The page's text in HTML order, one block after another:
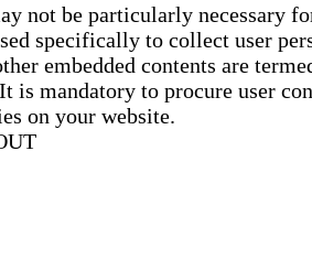
not be particularly necessary
specifically to collect user
embedded contents are
is mandatory to procure user
on your website.